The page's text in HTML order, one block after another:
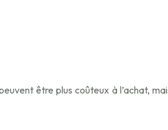
être plus coûteux à l’achat,